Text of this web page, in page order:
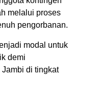
melalui proses
pengorbanan.
modal untuk
demi
di tingkat